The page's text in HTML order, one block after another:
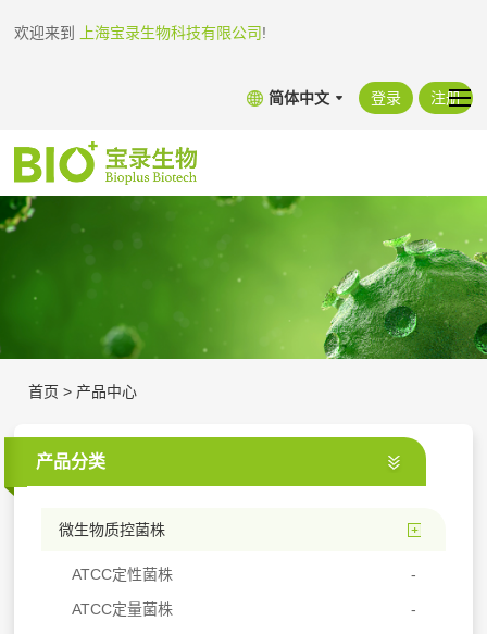
欢迎来到 上海宝录生物科技有限公司!
简体中文 登录 注册
首页 > 产品中心
产品分类
微生物质控菌株
ATCC定性菌株
ATCC定量菌株